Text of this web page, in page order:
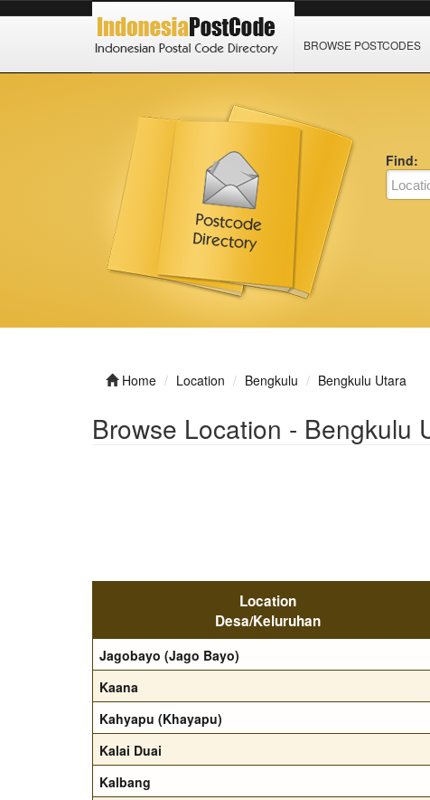
BROWSE POSTCODES
Find:
Home Location Bengkulu Bengkulu Utara
Browse Location - Bengkulu
Location
Desa/Keluruhan
Jagobayo (Jago Bayo)
Kaana
Kahyapu (Khayapu)
Kalai Duai
Kalbang